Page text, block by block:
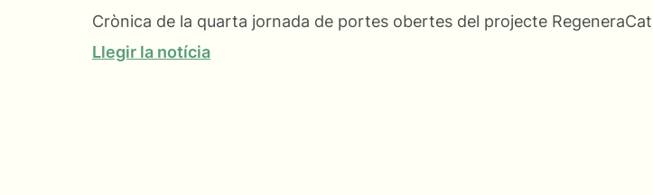
Crònica de la quarta jornada de portes obertes del projecte RegeneraCat
Llegir la notícia